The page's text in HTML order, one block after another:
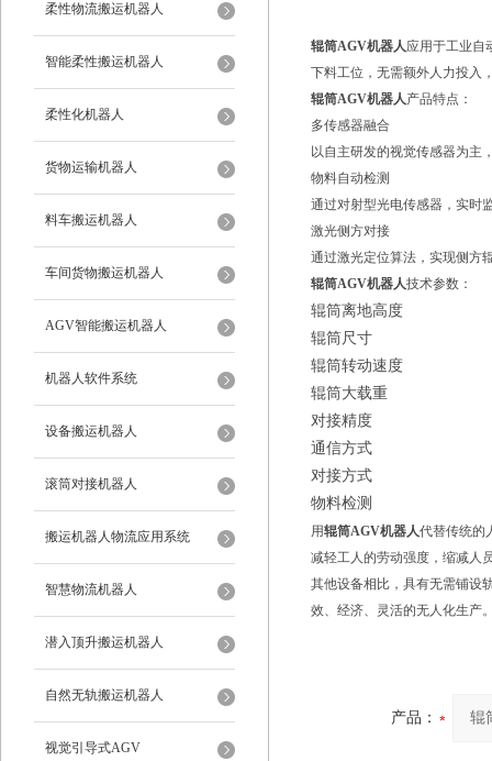
柔性物流搬运机器人
智能柔性搬运机器人
柔性化机器人
货物运输机器人
料车搬运机器人
车间货物搬运机器人
AGV智能搬运机器人
机器人软件系统
设备搬运机器人
滚筒对接机器人
搬运机器人物流应用系统
智慧物流机器人
潜入顶升搬运机器人
自然无轨搬运机器人
视觉引导式AGV
辊筒AGV机器人应用于工业自
下料工位，无需额外人力投入
辊筒AGV机器人产品特点：
多传感器融合
以自主研发的视觉传感器为主
物料自动检测
通过对射型光电传感器，实时
激光侧方对接
通过激光定位算法，实现侧方
辊筒AGV机器人技术参数：
辊筒离地高度
辊筒尺寸
辊筒转动速度
辊筒大载重
对接精度
通信方式
对接方式
物料检测
用辊筒AGV机器人代替传统的
减轻工人的劳动强度，缩减人
其他设备相比，具有无需铺设
效、经济、灵活的无人化生产
产品：